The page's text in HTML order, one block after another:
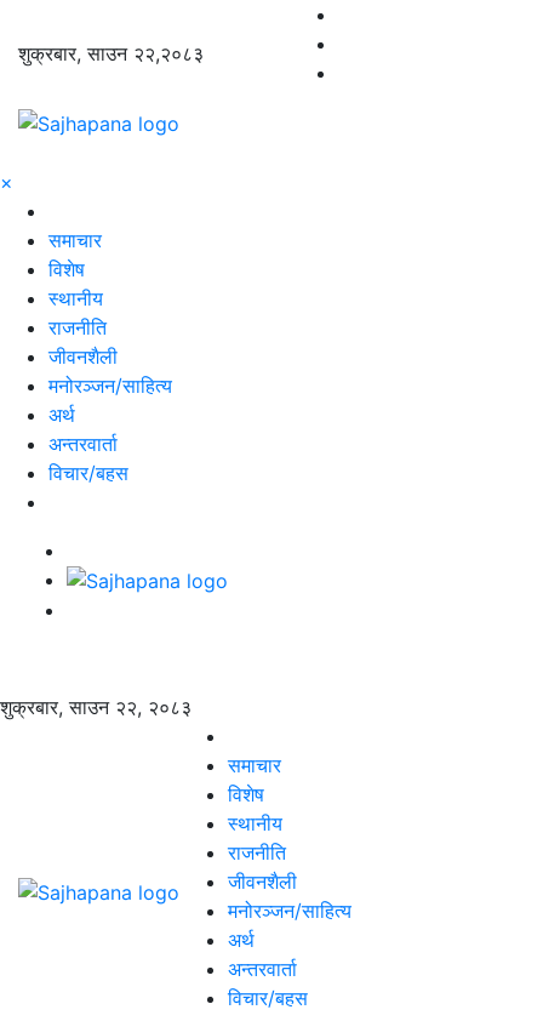
शुक्रबार, साउन २२,२०८३
×
समाचार
विशेष
स्थानीय
राजनीति
जीवनशैली
मनोरञ्जन/साहित्य
अर्थ
अन्तरवार्ता
विचार/बहस
शुक्रबार, साउन २२, २०८३
समाचार
विशेष
स्थानीय
राजनीति
जीवनशैली
मनोरञ्जन/साहित्य
अर्थ
अन्तरवार्ता
विचार/बहस